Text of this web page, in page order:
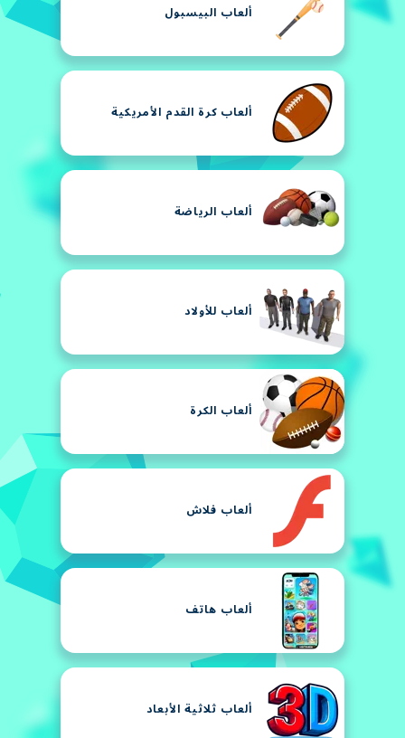
ألعاب البيسبول
ألعاب كرة القدم الأمريكية
ألعاب الرياضة
ألعاب للأولاد
ألعاب الكرة
ألعاب فلاش
ألعاب هاتف
ألعاب ثلاثية الأبعاد